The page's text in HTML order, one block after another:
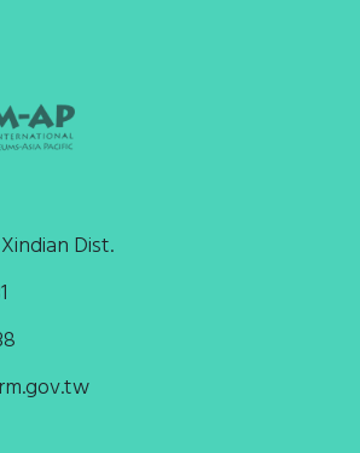
Xindian Dist.